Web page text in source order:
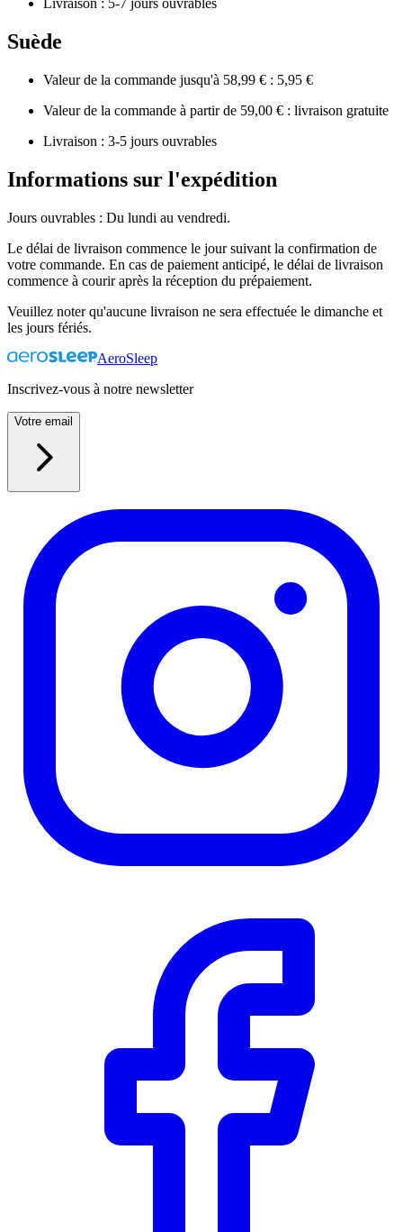
Livraison : 5-7 jours ouvrables
Suède
Valeur de la commande jusqu'à 58,99 € : 5,95 €
Valeur de la commande à partir de 59,00 € : livraison gratuite
Livraison : 3-5 jours ouvrables
Informations sur l'expédition
Jours ouvrables : Du lundi au vendredi.
Le délai de livraison commence le jour suivant la confirmation de
votre commande. En cas de paiement anticipé, le délai de livraison
commence à courir après la réception du prépaiement.
Veuillez noter qu'aucune livraison ne sera effectuée le dimanche et
les jours fériés.
AeroSleep
Inscrivez-vous à notre newsletter
Votre email